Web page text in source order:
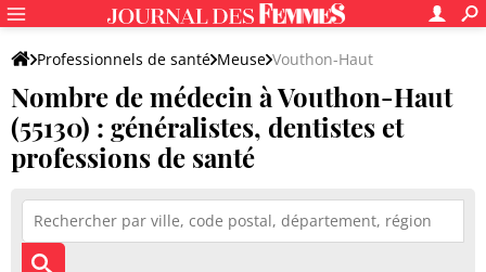
Professionnels de santé Meuse Vouthon-Haut
Nombre de médecin à Vouthon-Haut
(55130) : généralistes, dentistes et
professions de santé